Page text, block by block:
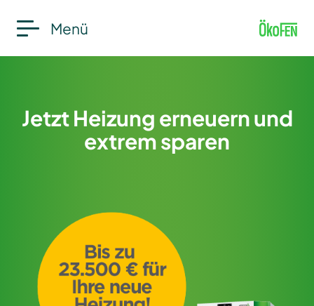
Menü
Jetzt Heizung erneuern und
extrem sparen